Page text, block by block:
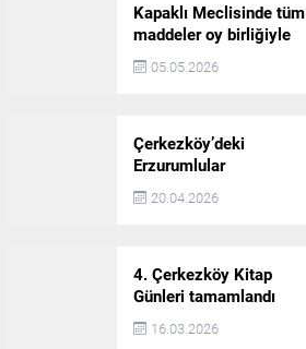
Kapaklı Meclisinde tüm
maddeler oy birliğiyle
karara bağlandı
05.05.2026
Çerkezköy’deki
Erzurumlular
şampiyonluğu kutladı
20.04.2026
4. Çerkezköy Kitap
Günleri tamamlandı
16.03.2026